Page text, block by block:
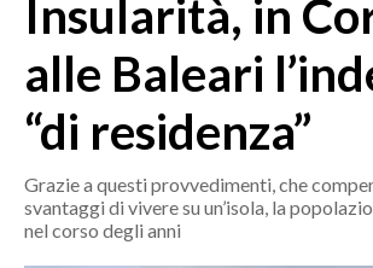
MEDIO CAMPIDANO
SASSARI E PROVINCIA
GALLURA
NUORO E PROVINCIA
OGLIASTRA
AGENDA
Insularità, in
alle Baleari
“di residenza”
Grazie a questi provvedimenti, che
svantaggi di vivere su un’isola, la
nel corso degli anni